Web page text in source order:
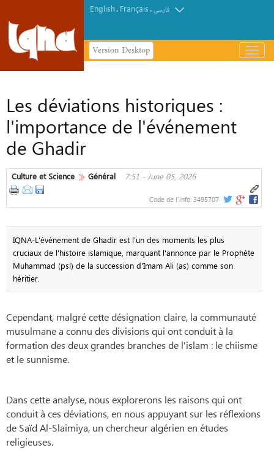
English. Français.فارسی
Version Desktop
باز
و
Les déviations historiques :
l'importance de l'événement
de Ghadir
Culture et Science Général 7:51 - June 05, 2026
Code de l'info: 3495707
IQNA-L'événement de Ghadir est l'un des moments les plus
cruciaux de l'histoire islamique, marquant l'annonce par le Prophète
Muhammad (psl) de la succession d'Imam Ali (as) comme son
héritier.
Cependant, malgré cette désignation claire, la communauté
musulmane a connu des divisions qui ont conduit à la
formation des deux grandes branches de l'islam : le chiisme
et le sunnisme.
Dans cette analyse, nous explorerons les raisons qui ont
conduit à ces déviations, en nous appuyant sur les réflexions
de Saïd Al-Slaimiya, un chercheur algérien en études
religieuses.